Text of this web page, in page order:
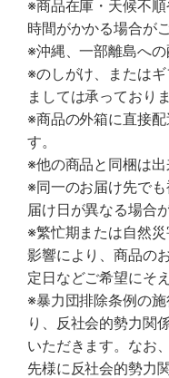
※商品在庫・天候不
時間がかかる場合が
※沖縄、一部離島への
※のしがけ、または
ましては承っており
※商品の外箱に直接
す。
※他の商品と同梱は出
※同一のお届け先で
届け日が異なる場合
※繁忙期または自然
影響により、商品の
定日などご希望にそ
※暴力団排除条例の
り、反社会的勢力関
いただきます。なお
先様に反社会的勢力